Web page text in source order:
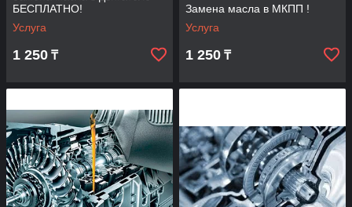
БЕСПЛАТНО!
Услуга
1 250 ₸
Замена масла в МКПП !
Услуга
1 250 ₸